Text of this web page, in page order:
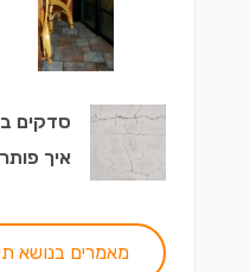
סדקים
איך
מאמרים בנושא